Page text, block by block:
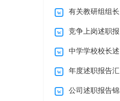
告 有关教研组组长
述职报告4篇
竞争上岗述职报
告4篇中学学校校长述
职报告汇总七篇
年度述职报告汇
总六篇公司述职报告锦